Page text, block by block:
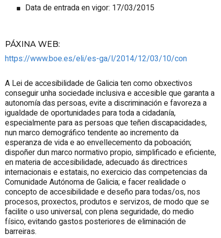
Data de entrada en vigor: 17/03/2015
PÁXINA WEB:
https://www.boe.es/eli/es-ga/l/2014/12/03/10/con
A Lei de accesibilidade de Galicia ten como obxectivos
conseguir unha sociedade inclusiva e accesible que garanta a
autonomía das persoas, evite a discriminación e favoreza a
igualdade de oportunidades para toda a cidadanía,
especialmente para as persoas que teñen discapacidades,
nun marco demográfico tendente ao incremento da
esperanza de vida e ao envellecemento da poboación;
dispoñer dun marco normativo propio, simplificado e eficiente,
en materia de accesibilidade, adecuado ás directrices
internacionais e estatais, no exercicio das competencias da
Comunidade Autónoma de Galicia; e facer realidade o
concepto de accesibilidade e deseño para todas/os, nos
procesos, proxectos, produtos e servizos, de modo que se
facilite o uso universal, con plena seguridade, do medio
físico, evitando gastos posteriores de eliminación de
barreiras.